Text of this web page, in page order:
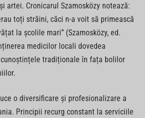
artei. Cronicarul Szamosközy notează:
toți străini, căci n-a voit să primească
la școlile mari” (Szamosközy, ed.
medicilor locali dovedea
tradiționale în fața bolilor
o diversificare și profesionalizare a
Principii recurg constant la serviciile